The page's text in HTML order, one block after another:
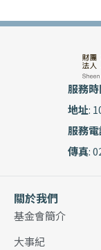
服務時
地址:
服務
傳真:
關於我們
基金會簡介
大事紀